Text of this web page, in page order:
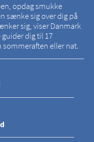
opdag smukke
sænke sig over dig på
sig, viser Danmark
dig til 17
sommeraften eller nat.